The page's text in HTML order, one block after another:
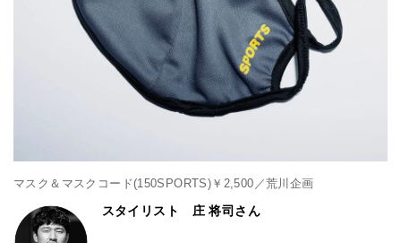
マスク＆マスクコード(150SPORTS)￥2,500／荒川企画
スタイリスト 庄 将司さん